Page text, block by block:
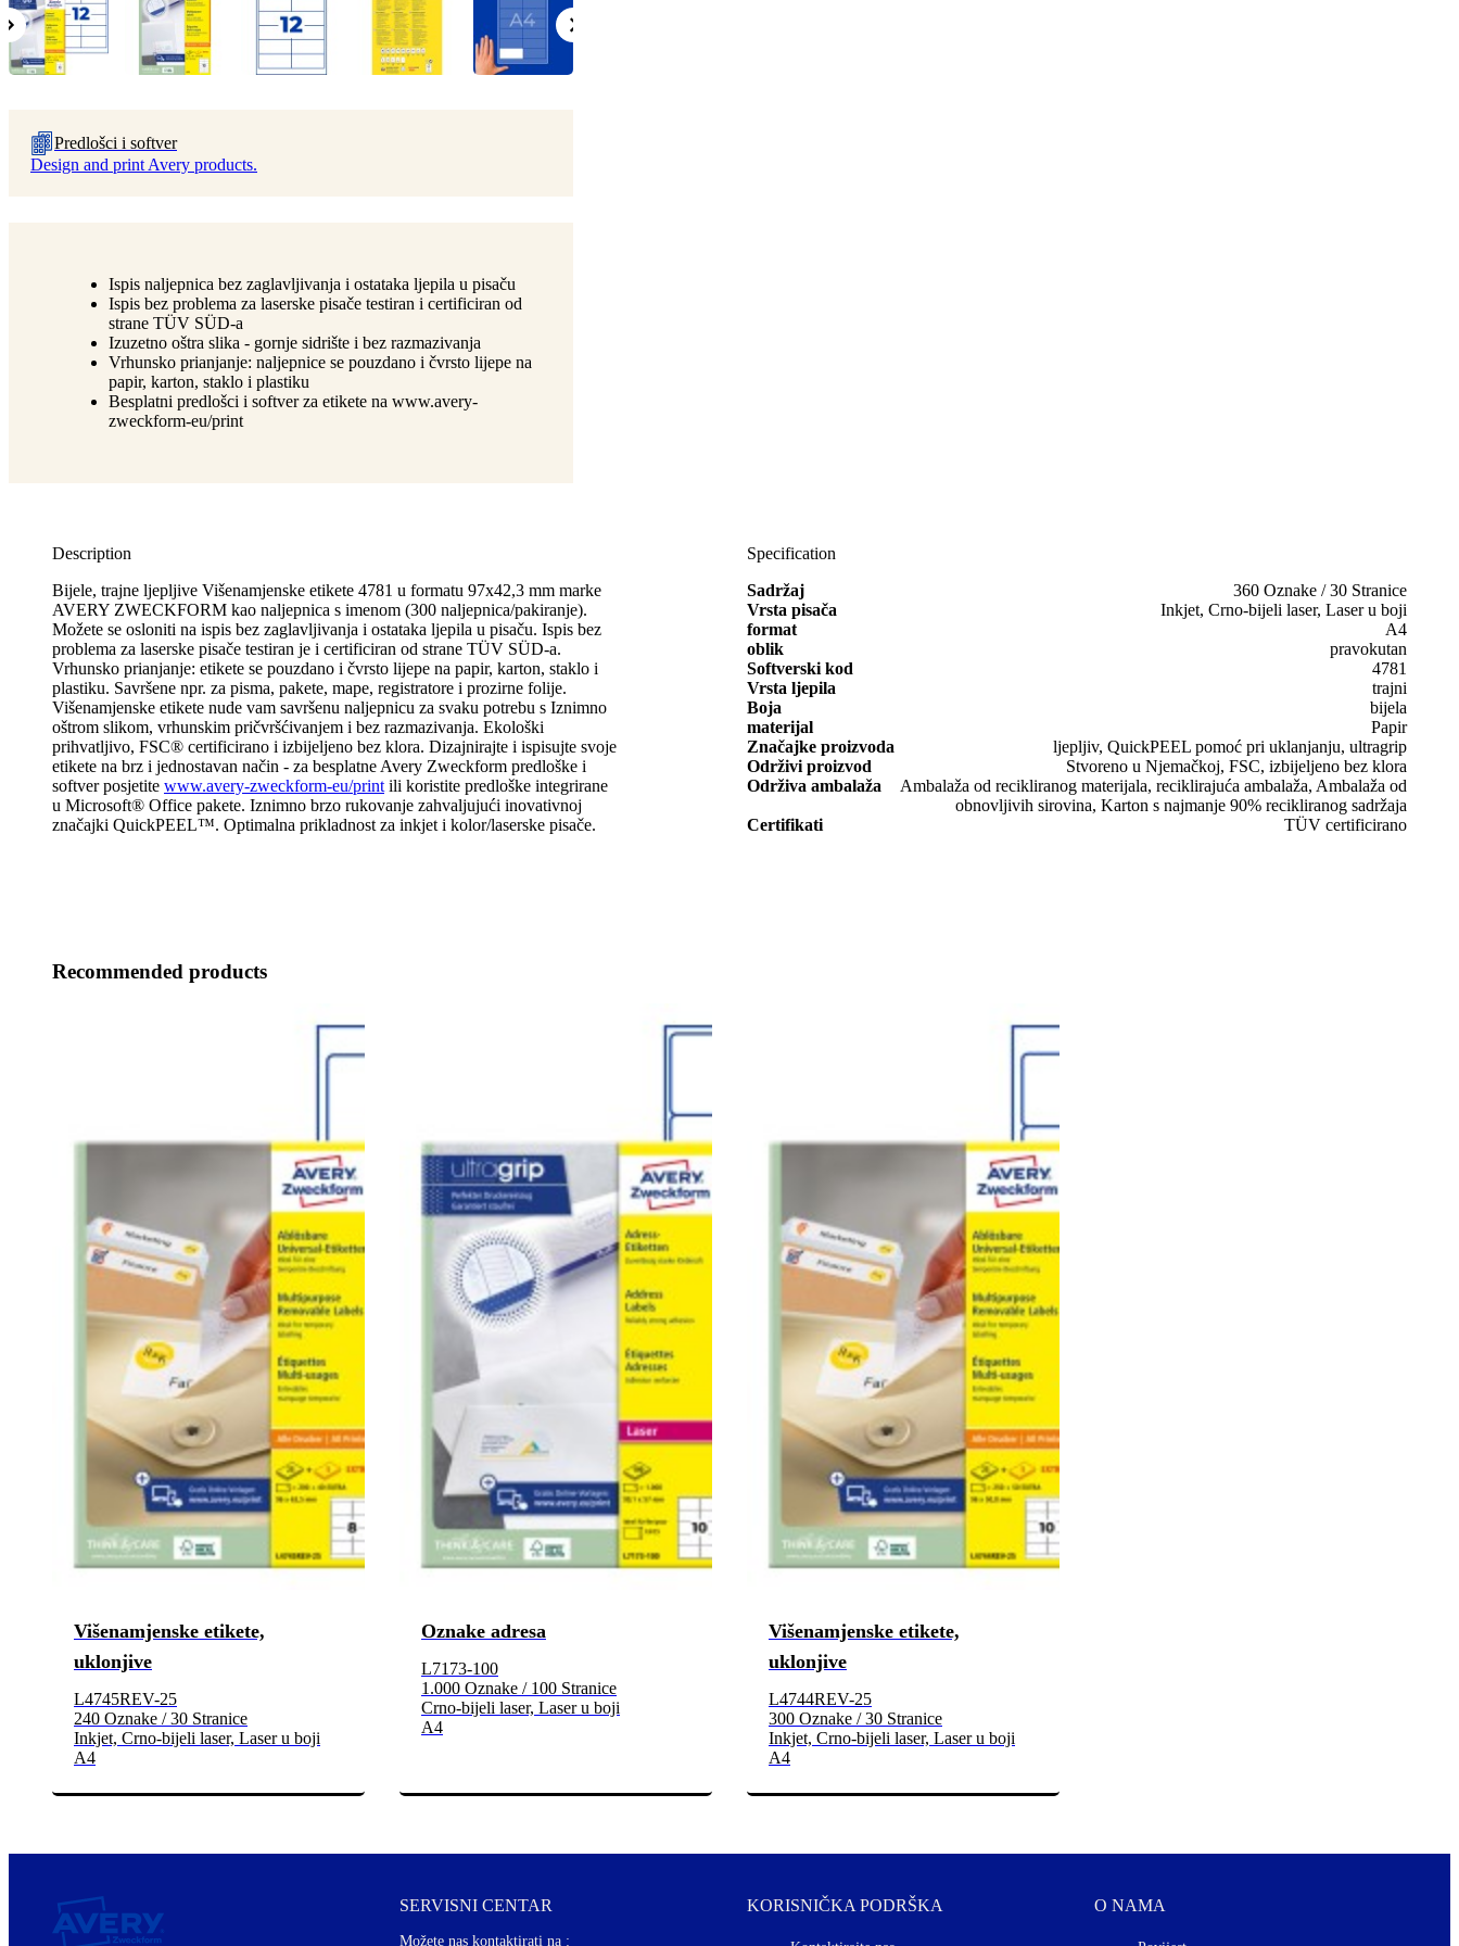
Predlošci i softver
Design and print Avery products.
Ispis naljepnica bez zaglavljivanja i ostataka ljepila u pisaču
Ispis bez problema za laserske pisače testiran i certificiran od
strane TÜV SÜD-a
Izuzetno oštra slika - gornje sidrište i bez razmazivanja
Vrhunsko prianjanje: naljepnice se pouzdano i čvrsto lijepe na
papir, karton, staklo i plastiku
Besplatni predlošci i softver za etikete na www.avery-
zweckform-eu/print
Description
Bijele, trajne ljepljive Višenamjenske etikete 4781 u formatu 97x42,3 mm marke
AVERY ZWECKFORM kao naljepnica s imenom (300 naljepnica/pakiranje).
Možete se osloniti na ispis bez zaglavljivanja i ostataka ljepila u pisaču. Ispis bez
problema za laserske pisače testiran je i certificiran od strane TÜV SÜD-a.
Vrhunsko prianjanje: etikete se pouzdano i čvrsto lijepe na papir, karton, staklo i
plastiku. Savršene npr. za pisma, pakete, mape, registratore i prozirne folije.
Višenamjenske etikete nude vam savršenu naljepnicu za svaku potrebu s Iznimno
oštrom slikom, vrhunskim pričvršćivanjem i bez razmazivanja. Ekološki
prihvatljivo, FSC® certificirano i izbijeljeno bez klora. Dizajnirajte i ispisujte svoje
etikete na brz i jednostavan način - za besplatne Avery Zweckform predloške i
softver posjetite www.avery-zweckform-eu/print ili koristite predloške integrirane
u Microsoft® Office pakete. Iznimno brzo rukovanje zahvaljujući inovativnoj
značajki QuickPEEL™. Optimalna prikladnost za inkjet i kolor/laserske pisače.
Specification
Sadržaj
360 Oznake / 30 Stranice
Vrsta pisača
Inkjet, Crno-bijeli laser, Laser u boji
format
A4
oblik
pravokutan
Softverski kod
4781
Vrsta ljepila
trajni
Boja
bijela
materijal
Papir
Značajke proizvoda
ljepljiv, QuickPEEL pomoć pri uklanjanju, ultragrip
Održivi proizvod
Stvoreno u Njemačkoj, FSC, izbijeljeno bez klora
Održiva ambalaža
Ambalaža od recikliranog materijala, reciklirajuća ambalaža, Ambalaža od
obnovljivih sirovina, Karton s najmanje 90% recikliranog sadržaja
Certifikati
TÜV certificirano
Recommended products
Višenamjenske etikete,
uklonjive
L4745REV-25
240 Oznake / 30 Stranice
Inkjet, Crno-bijeli laser, Laser u boji
A4
Oznake adresa
L7173-100
1.000 Oznake / 100 Stranice
Crno-bijeli laser, Laser u boji
A4
Višenamjenske etikete,
uklonjive
L4744REV-25
300 Oznake / 30 Stranice
Inkjet, Crno-bijeli laser, Laser u boji
A4
SERVISNI CENTAR
Možete nas kontaktirati na :
KORISNIČKA PODRŠKA O NAMA